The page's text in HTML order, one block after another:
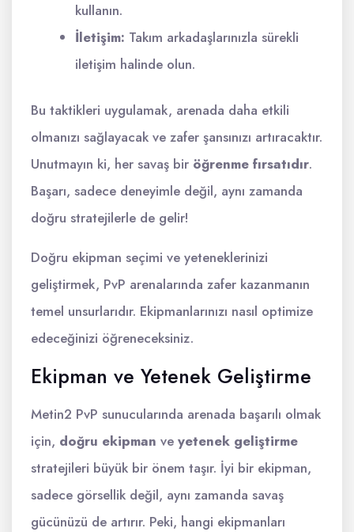
kullanın.
İletişim: Takım arkadaşlarınızla sürekli
iletişim halinde olun.
Bu taktikleri uygulamak, arenada daha etkili
olmanızı sağlayacak ve zafer şansınızı artıracaktır.
Unutmayın ki, her savaş bir öğrenme fırsatıdır.
Başarı, sadece deneyimle değil, aynı zamanda
doğru stratejilerle de gelir!
Doğru ekipman seçimi ve yeteneklerinizi
geliştirmek, PvP arenalarında zafer kazanmanın
temel unsurlarıdır. Ekipmanlarınızı nasıl optimize
edeceğinizi öğreneceksiniz.
Ekipman ve Yetenek Geliştirme
Metin2 PvP sunucularında arenada başarılı olmak
için, doğru ekipman ve yetenek geliştirme
stratejileri büyük bir önem taşır. İyi bir ekipman,
sadece görsellik değil, aynı zamanda savaş
gücünüzü de artırır. Peki, hangi ekipmanları